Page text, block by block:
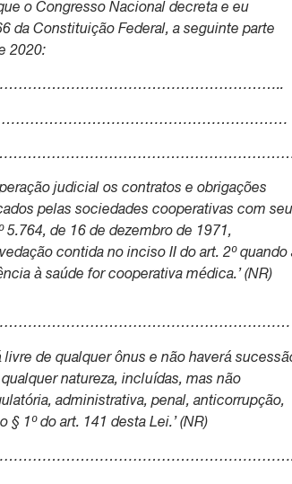
o Congresso Nacional decreta e eu
da Constituição Federal, a seguinte parte
2020:
judicial os contratos e obrigações
pelas sociedades cooperativas com
5.764, de 16 de dezembro de 1971,
contida no inciso II do art. 2º quando
à saúde for cooperativa médica.’ (NR)
de qualquer ônus e não haverá
natureza, incluídas, mas não
administrativa, penal, anticorrupção,
1º do art. 141 desta Lei.’ (NR)